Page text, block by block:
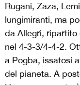
Rugani, Zaza,
lungimiranti, ma
da Allegri,
nel 4-3-3/4-4-2.
a Pogba, issatosi
del pianeta. A